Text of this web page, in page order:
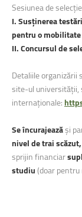
Sesiunea de
I. Susținerea
pentru o
II. Concursul de
Detaliile organizării
site-ul universității,
internaționale:
Se încurajeazăși
nivel de trai
sprijin financiar
studiu(doar